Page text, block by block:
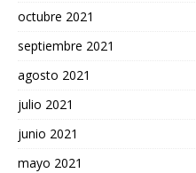
octubre 2021
septiembre 2021
agosto 2021
julio 2021
junio 2021
mayo 2021